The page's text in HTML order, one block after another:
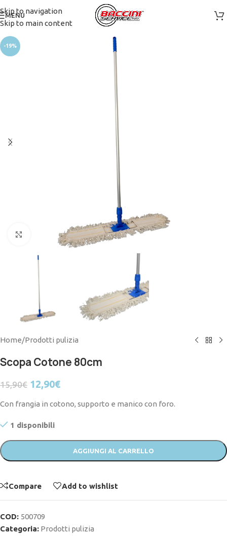
Skip to navigation
Skip to main content
MENU
-19%
Click to enlarge
Home/Prodotti pulizia
Scopa Cotone 80cm
15,90€ 12,90€
Con frangia in cotono, supporto e manico con foro.
1 disponibili
AGGIUNGI AL CARRELLO
Compare Add to wishlist
COD: 500709
Categoria: Prodotti pulizia